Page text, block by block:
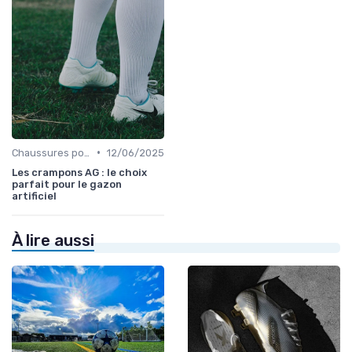
• 12/06/2025
Les crampons AG : le choix
parfait pour le gazon
artificiel
À lire aussi